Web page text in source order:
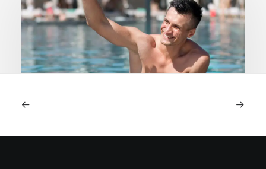
Piscina e mar após transplante capilar: